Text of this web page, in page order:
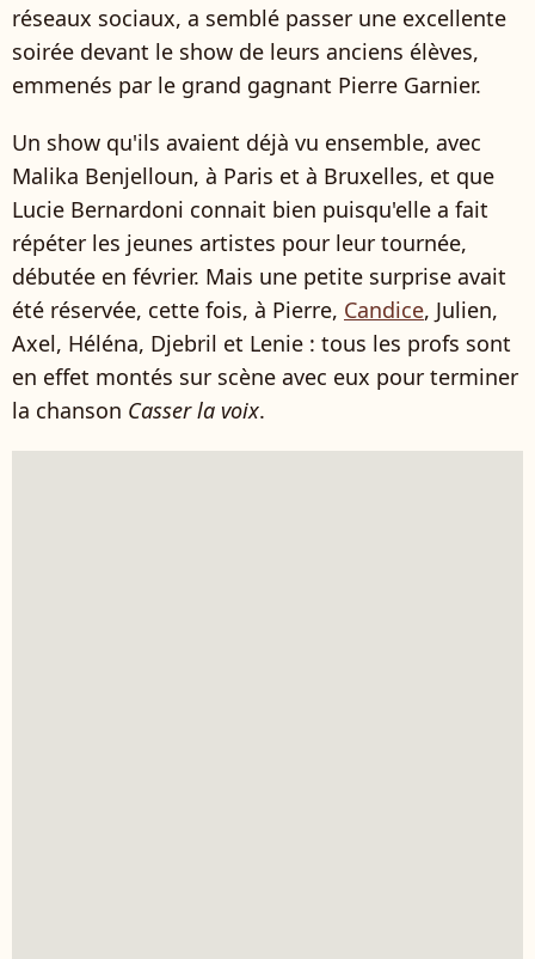
réseaux sociaux, a semblé passer une excellente
soirée devant le show de leurs anciens élèves,
emmenés par le grand gagnant Pierre Garnier.
Un show qu'ils avaient déjà vu ensemble, avec
Malika Benjelloun, à Paris et à Bruxelles, et que
Lucie Bernardoni connait bien puisqu'elle a fait
répéter les jeunes artistes pour leur tournée,
débutée en février. Mais une petite surprise avait
été réservée, cette fois, à Pierre, Candice, Julien,
Axel, Héléna, Djebril et Lenie : tous les profs sont
en effet montés sur scène avec eux pour terminer
la chanson Casser la voix.